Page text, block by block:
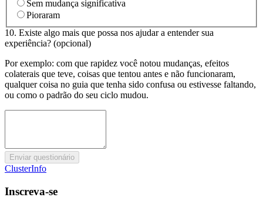
Sem mudança significativa
Pioraram
10. Existe algo mais que possa nos ajudar a entender sua
experiência? (opcional)
Por exemplo: com que rapidez você notou mudanças, efeitos
colaterais que teve, coisas que tentou antes e não funcionaram,
qualquer coisa no guia que tenha sido confusa ou estivesse faltando,
ou como o padrão do seu ciclo mudou.
Enviar questionário
ClusterInfo
Inscreva-se